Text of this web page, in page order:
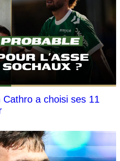
a choisi ses 11